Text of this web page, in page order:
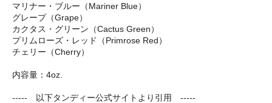
マリナー・ブルー（Mariner Blue）
グレープ（Grape）
カクタス・グリーン（Cactus Green）
プリムローズ・レッド（Primrose Red）
チェリー（Cherry）
内容量：4oz.
----- 以下タンディー公式サイトより引用 -----